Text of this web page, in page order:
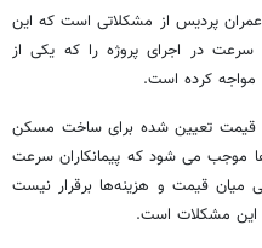
پردیس از مشکلاتی است که این
در اجرای پروژه را که یکی از
کرده است.
قیمت تعیین شده برای ساخت مسکن
موجب می شود که پیمانکاران سرعت
میان قیمت و هزینه‌ها برقرار نیست
این مشکلات است.